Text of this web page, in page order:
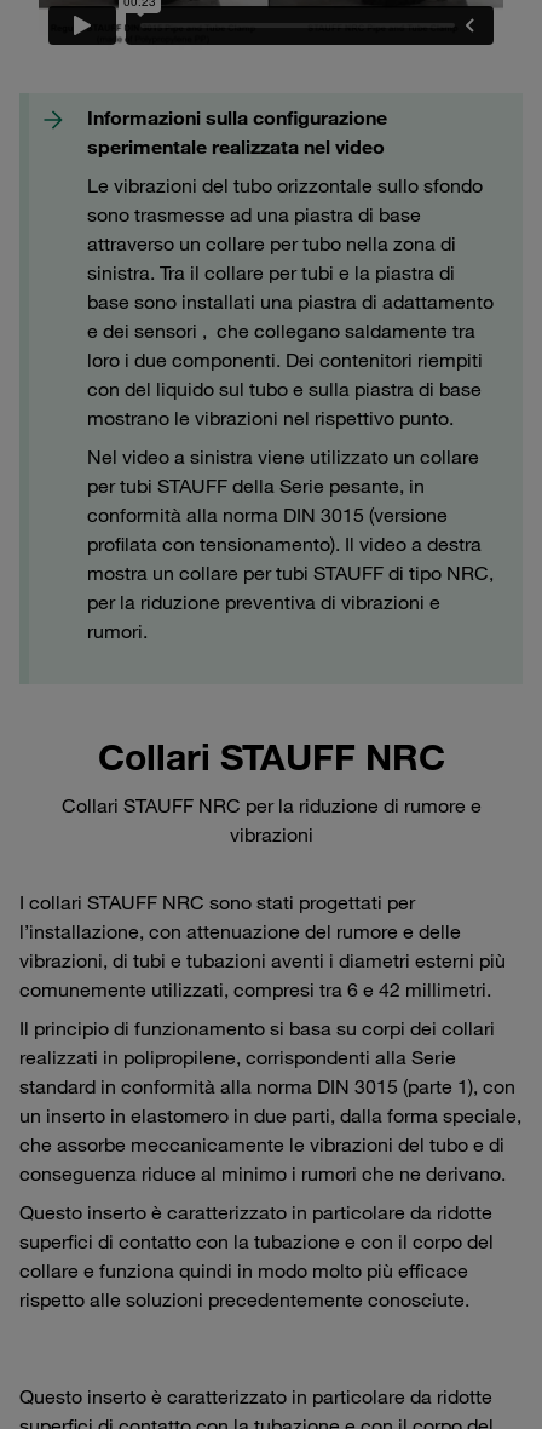
Informazioni sulla configurazione
sperimentale realizzata nel video
Le vibrazioni del tubo orizzontale sullo sfondo
sono trasmesse ad una piastra di base
attraverso un collare per tubo nella zona di
sinistra. Tra il collare per tubi e la piastra di
base sono installati una piastra di adattamento
e dei sensori , che collegano saldamente tra
loro i due componenti. Dei contenitori riempiti
con del liquido sul tubo e sulla piastra di base
mostrano le vibrazioni nel rispettivo punto.
Nel video a sinistra viene utilizzato un collare
per tubi STAUFF della Serie pesante, in
conformità alla norma DIN 3015 (versione
profilata con tensionamento). Il video a destra
mostra un collare per tubi STAUFF di tipo NRC,
per la riduzione preventiva di vibrazioni e
rumori.
Collari STAUFF NRC
Collari STAUFF NRC per la riduzione di rumore e
vibrazioni
I collari STAUFF NRC sono stati progettati per
l’installazione, con attenuazione del rumore e delle
vibrazioni, di tubi e tubazioni aventi i diametri esterni più
comunemente utilizzati, compresi tra 6 e 42 millimetri.
Il principio di funzionamento si basa su corpi dei collari
realizzati in polipropilene, corrispondenti alla Serie
standard in conformità alla norma DIN 3015 (parte 1), con
un inserto in elastomero in due parti, dalla forma speciale,
che assorbe meccanicamente le vibrazioni del tubo e di
conseguenza riduce al minimo i rumori che ne derivano.
Questo inserto è caratterizzato in particolare da ridotte
superfici di contatto con la tubazione e con il corpo del
collare e funziona quindi in modo molto più efficace
rispetto alle soluzioni precedentemente conosciute.
Questo inserto è caratterizzato in particolare da ridotte